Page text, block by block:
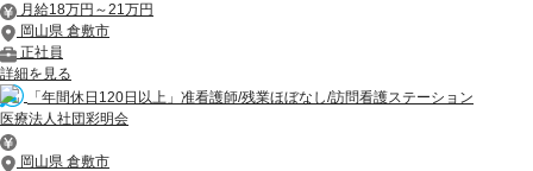
月給18万円～21万円
岡山県 倉敷市
正社員
詳細を見る
「年間休日120日以上」准看護師/残業ほぼなし/訪問看護ステーション
医療法人社団彩明会
岡山県 倉敷市